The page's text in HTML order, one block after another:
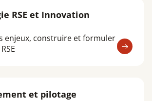
RSE et Innovation
enjeux, construire et formuler
et pilotage